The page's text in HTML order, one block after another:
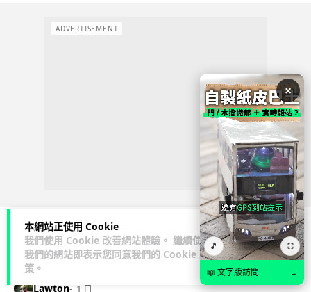
本網站正使用 Cookie
我們使用 Cookie 改善網站體驗。 繼續使用
我們的網站即表示您同意我們的 Cookie 政
策 。
ADVERTISEMENT
人工智能
Lawton 1 日
×
🎵 ⛶
📖 文字版訪問 →